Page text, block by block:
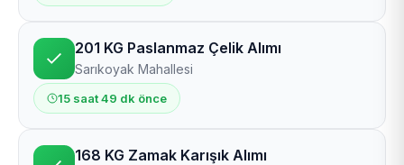
201 KG Paslanmaz Çelik Alımı
Sarıkoyak Mahallesi
15 saat 49 dk önce
168 KG Zamak Karışık Alımı